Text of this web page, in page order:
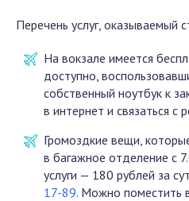
Перечень услуг, оказываемый
На вокзале имеется
доступно,
собственный ноутбук к
в интернет и связаться с
Громоздкие вещи,
в багажное отделение с
услуги — 180 рублей за
17-89. Можно поместить